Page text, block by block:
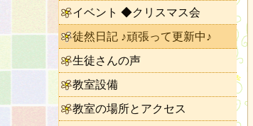
イベント ◆クリスマス会
徒然日記 ♪頑張って更新中♪
生徒さんの声
教室設備
教室の場所とアクセス